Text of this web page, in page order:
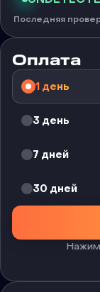
Последняя
Оплата
1 день
3 день
7 дней
30 дней